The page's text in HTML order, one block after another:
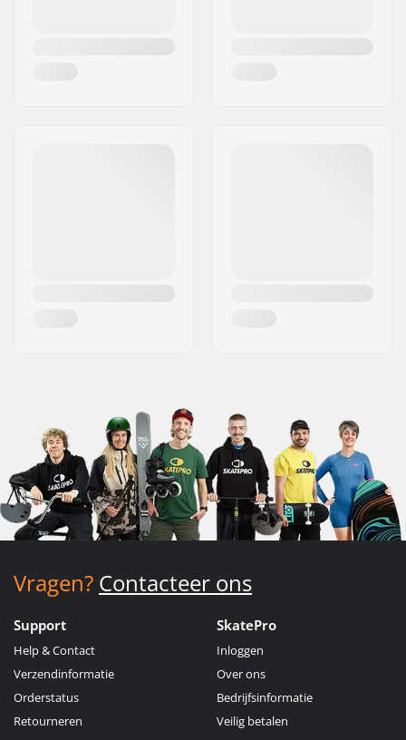
Vragen? Contacteer ons
Support
Help & Contact
Verzendinformatie
Orderstatus
Retourneren
SkatePro
Inloggen
Over ons
Bedrijfsinformatie
Veilig betalen